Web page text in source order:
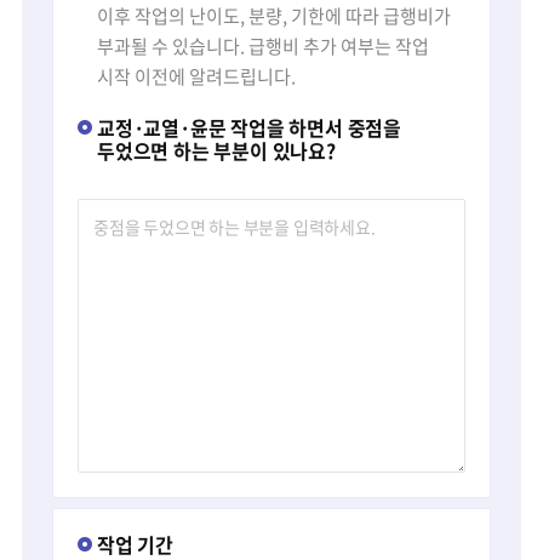
이후 작업의 난이도, 분량, 기한에 따라 급행비가
부과될 수 있습니다. 급행비 추가 여부는 작업
시작 이전에 알려드립니다.
교정·교열·윤문 작업을 하면서 중점을
두었으면 하는 부분이 있나요?
작업 기간